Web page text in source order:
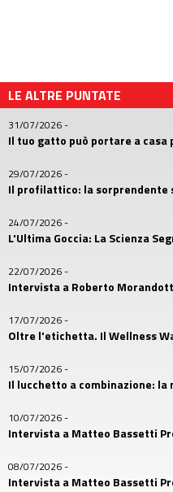
LE ALTRE PUNTATE
31/07/2026-
Il tuo gatto può portare a
29/07/2026-
Il profilattico: la sorprendente
24/07/2026-
L'Ultima Goccia: La Scienza
22/07/2026-
Intervista a Roberto
17/07/2026-
Oltre l'etichetta. Il Wellness
15/07/2026-
Il lucchetto a combinazione:
10/07/2026-
Intervista a Matteo Bassetti
08/07/2026-
Intervista a Matteo Bassetti